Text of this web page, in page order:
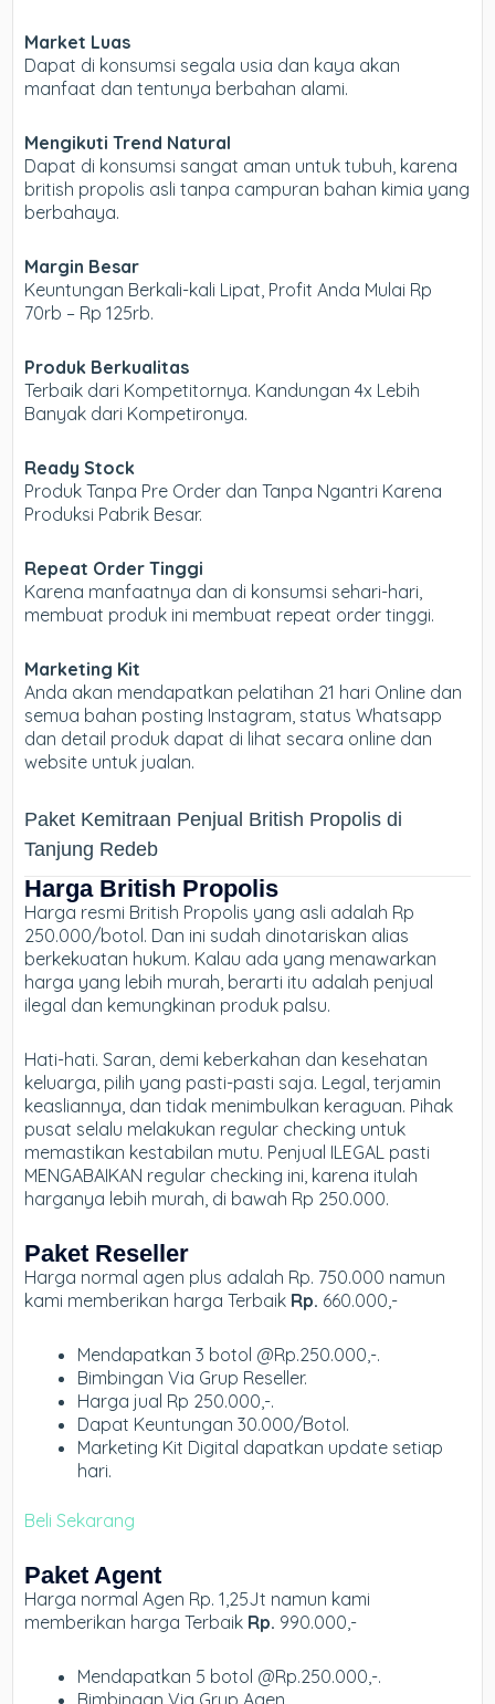
Market Luas
Dapat di konsumsi segala usia dan kaya akan
manfaat dan tentunya berbahan alami.
Mengikuti Trend Natural
Dapat di konsumsi sangat aman untuk tubuh, karena
british propolis asli tanpa campuran bahan kimia yang
berbahaya.
Margin Besar
Keuntungan Berkali-kali Lipat, Profit Anda Mulai Rp
70rb – Rp 125rb.
Produk Berkualitas
Terbaik dari Kompetitornya. Kandungan 4x Lebih
Banyak dari Kompetironya.
Ready Stock
Produk Tanpa Pre Order dan Tanpa Ngantri Karena
Produksi Pabrik Besar.
Repeat Order Tinggi
Karena manfaatnya dan di konsumsi sehari-hari,
membuat produk ini membuat repeat order tinggi.
Marketing Kit
Anda akan mendapatkan pelatihan 21 hari Online dan
semua bahan posting Instagram, status Whatsapp
dan detail produk dapat di lihat secara online dan
website untuk jualan.
Paket Kemitraan Penjual British Propolis di
Tanjung Redeb
Harga British Propolis
Harga resmi British Propolis yang asli adalah Rp
250.000/botol. Dan ini sudah dinotariskan alias
berkekuatan hukum. Kalau ada yang menawarkan
harga yang lebih murah, berarti itu adalah penjual
ilegal dan kemungkinan produk palsu.
Hati-hati. Saran, demi keberkahan dan kesehatan
keluarga, pilih yang pasti-pasti saja. Legal, terjamin
keasliannya, dan tidak menimbulkan keraguan. Pihak
pusat selalu melakukan regular checking untuk
memastikan kestabilan mutu. Penjual ILEGAL pasti
MENGABAIKAN regular checking ini, karena itulah
harganya lebih murah, di bawah Rp 250.000.
Paket Reseller
Harga normal agen plus adalah Rp. 750.000 namun
kami memberikan harga Terbaik Rp. 660.000,-
Mendapatkan 3 botol @Rp.250.000,-.
Bimbingan Via Grup Reseller.
Harga jual Rp 250.000,-.
Dapat Keuntungan 30.000/Botol.
Marketing Kit Digital dapatkan update setiap
hari.
Beli Sekarang
Paket Agent
Harga normal Agen Rp. 1,25Jt namun kami
memberikan harga Terbaik Rp. 990.000,-
Mendapatkan 5 botol @Rp.250.000,-.
Bimbingan Via Grup Agen.